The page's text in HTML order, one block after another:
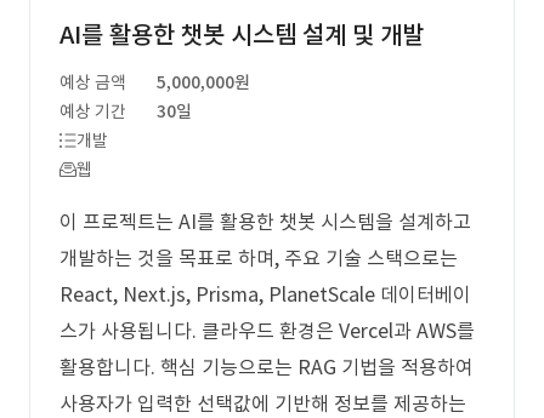
AI를 활용한 챗봇 시스템 설계 및 개발
예상 금액
5,000,000원
예상 기간
30일
개발
웹
이 프로젝트는 AI를 활용한 챗봇 시스템을 설계하고
개발하는 것을 목표로 하며, 주요 기술 스택으로는
React, Next.js, Prisma, PlanetScale 데이터베이
스가 사용됩니다. 클라우드 환경은 Vercel과 AWS를
활용합니다. 핵심 기능으로는 RAG 기법을 적용하여
사용자가 입력한 선택값에 기반해 정보를 제공하는